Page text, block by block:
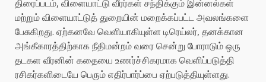
திரைப்படம், விளையாட்டு வீரர்கள் சந்திக்கும் இன்னல்கள்
மற்றும் விளையாட்டுத் துறையின் மறைக்கப்பட்ட அவலங்களை
பேசுகிறது. ஏற்கனவே வெளியாகியுள்ள டிரெய்லர், தனக்கான
அங்கீகாரத்திற்காக நீதிமன்றம் வரை சென்று போராடும் ஒரு
தடகள வீரனின் கதையை உணர்ச்சிகரமாக வெளிப்படுத்தி
ரசிகர்களிடையே பெரும் எதிர்பார்ப்பை ஏற்படுத்தியுள்ளது.